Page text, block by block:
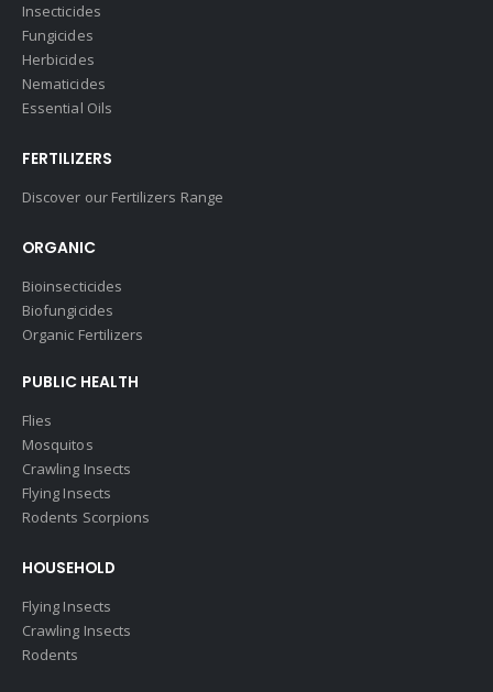
Insecticides
Fungicides
Herbicides
Nematicides
Essential Oils
FERTILIZERS
Discover our Fertilizers Range
ORGANIC
Bioinsecticides
Biofungicides
Organic Fertilizers
PUBLIC HEALTH
Flies
Mosquitos
Crawling Insects
Flying Insects
Rodents Scorpions
HOUSEHOLD
Flying Insects
Crawling Insects
Rodents